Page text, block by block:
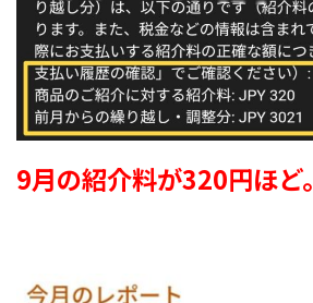
9月の紹介料が320円ほど。